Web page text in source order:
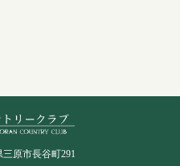
三原市長谷町291